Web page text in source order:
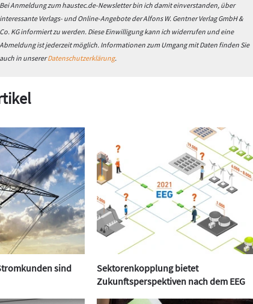
Bei Anmeldung zum haustec.de-Newsletter bin ich damit einverstanden, über
interessante Verlags- und Online-Angebote der Alfons W. Gentner Verlag GmbH &
Co. KG informiert zu werden. Diese Einwilligung kann ich widerrufen und eine
Abmeldung ist jederzeit möglich. Informationen zum Umgang mit Daten finden Sie
auch in unsererDatenschutzerklärung.
sind
Sektorenkopplung bietet
Zukunftsperspektiven nach dem EEG